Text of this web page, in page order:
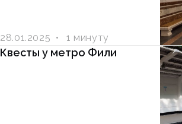
28.01.2025 1 минуту
Квесты у метро Фили